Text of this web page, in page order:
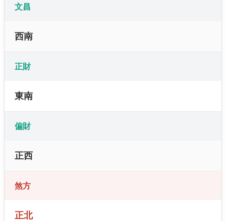
文昌
西南
正財
東南
偏財
正西
煞方
正北